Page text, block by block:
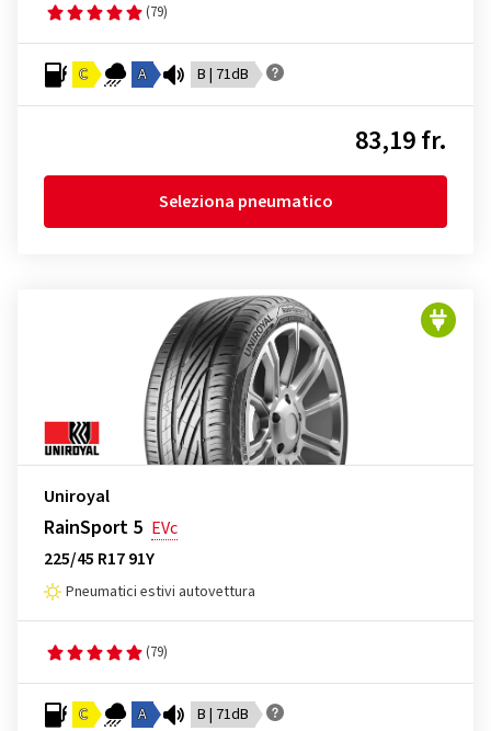
(79)
C A B | 71dB
83,19 fr.
Seleziona pneumatico
Uniroyal
RainSport 5 EVc
225/45 R17 91Y
Pneumatici estivi autovettura
(79)
C A B | 71dB